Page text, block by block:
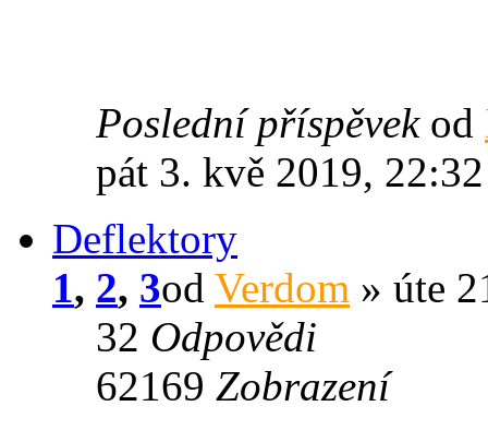
Poslední příspěvek od
pát 3. kvě 2019, 22:32
Deflektory
1, 2, 3od Verdom » úte
32 Odpovědi
62169 Zobrazení